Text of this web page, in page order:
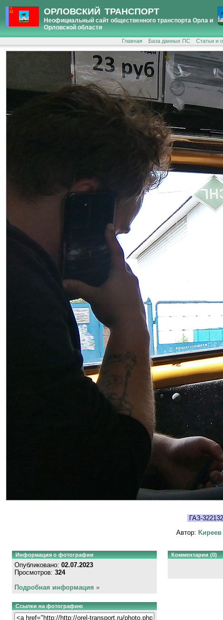
ОРЛОВСКИЙ ТРАНСПОРТ
Неофициальный сайт общественного транспорта Орла и
Орловской области
Главная База данных ПС Статьи и
ГАЗ-322132
Автор:
Информация о фотографии
Опубликовано: 02.07.2023
Просмотров: 324
Подробная информация »
Ссылки на фотографию
Комментарии (0)